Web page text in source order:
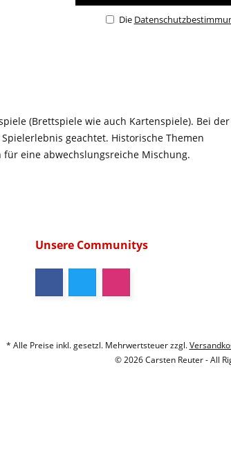
Die
(Brettspiele wie auch Kartenspiele). Bei der
geachtet. Historische Themen
für eine abwechslungsreiche Mischung.
Unsere Communitys
* Alle Preise inkl. gesetzl. Mehrwertsteuer zzgl.
© 2026 Carsten Reuter - All